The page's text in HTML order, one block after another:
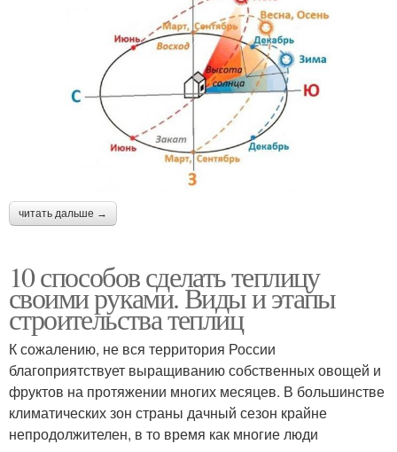
читать дальше →
10 способов сделать теплицу
своими руками. Виды и этапы
строительства теплиц
К сожалению, не вся территория России
благоприятствует выращиванию собственных овощей и
фруктов на протяжении многих месяцев. В большинстве
климатических зон страны дачный сезон крайне
непродолжителен, в то время как многие люди